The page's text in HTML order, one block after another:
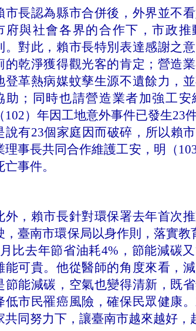
市長認為縣市合併後，外界並不
府與社會各界的合作下，市政推
。對此，賴市長特別表達感謝之
的乾淨獲得觀光客的肯定；營造
登革熱病媒蚊孳生源不遺餘力，
助；同時也請營造業者加強工安
102）年因工地意外事件已發生23
說有23個家庭因而破碎，所以賴
理事長共同合作維護工安，明（
亡事件。
外，賴市長針對環保署去年首次
，臺南市環保局以身作則，落實教
月比去年節省油耗4% ，節能減碳
能可貴。他從醫師的角度來看，
節能減碳，空氣也變得清新，既
低市民罹癌風險，確保民眾健康
共同努力下，讓臺南市越來越好，